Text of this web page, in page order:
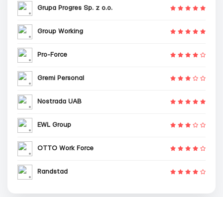
Grupa Progres Sp. z o.o.
Group Working
Pro-Force
Gremi Personal
Nostrada UAB
EWL Group
OTTO Work Force
Randstad